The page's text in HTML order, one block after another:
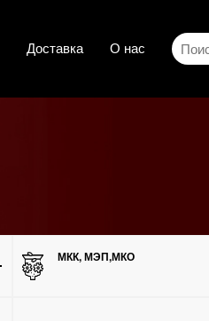
Доставка О нас
МКК, МЭП,МКО